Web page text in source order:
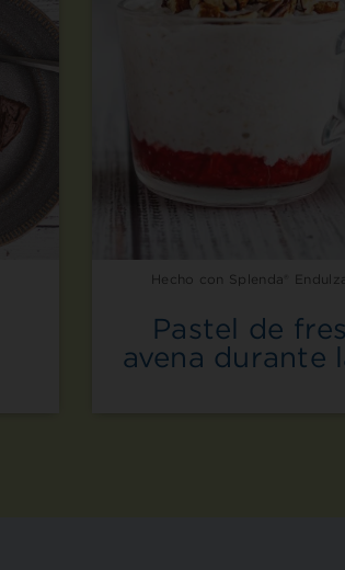
Hecho con Splenda®
Pastel de
avena durante